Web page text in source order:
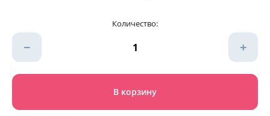
Количество:
+
−
В корзину